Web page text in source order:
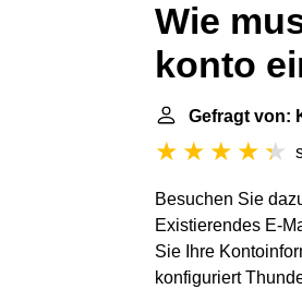
Wie
konto
Gefragt von:
Besuchen Sie
Existierendes E-
Sie Ihre
konfiguriert